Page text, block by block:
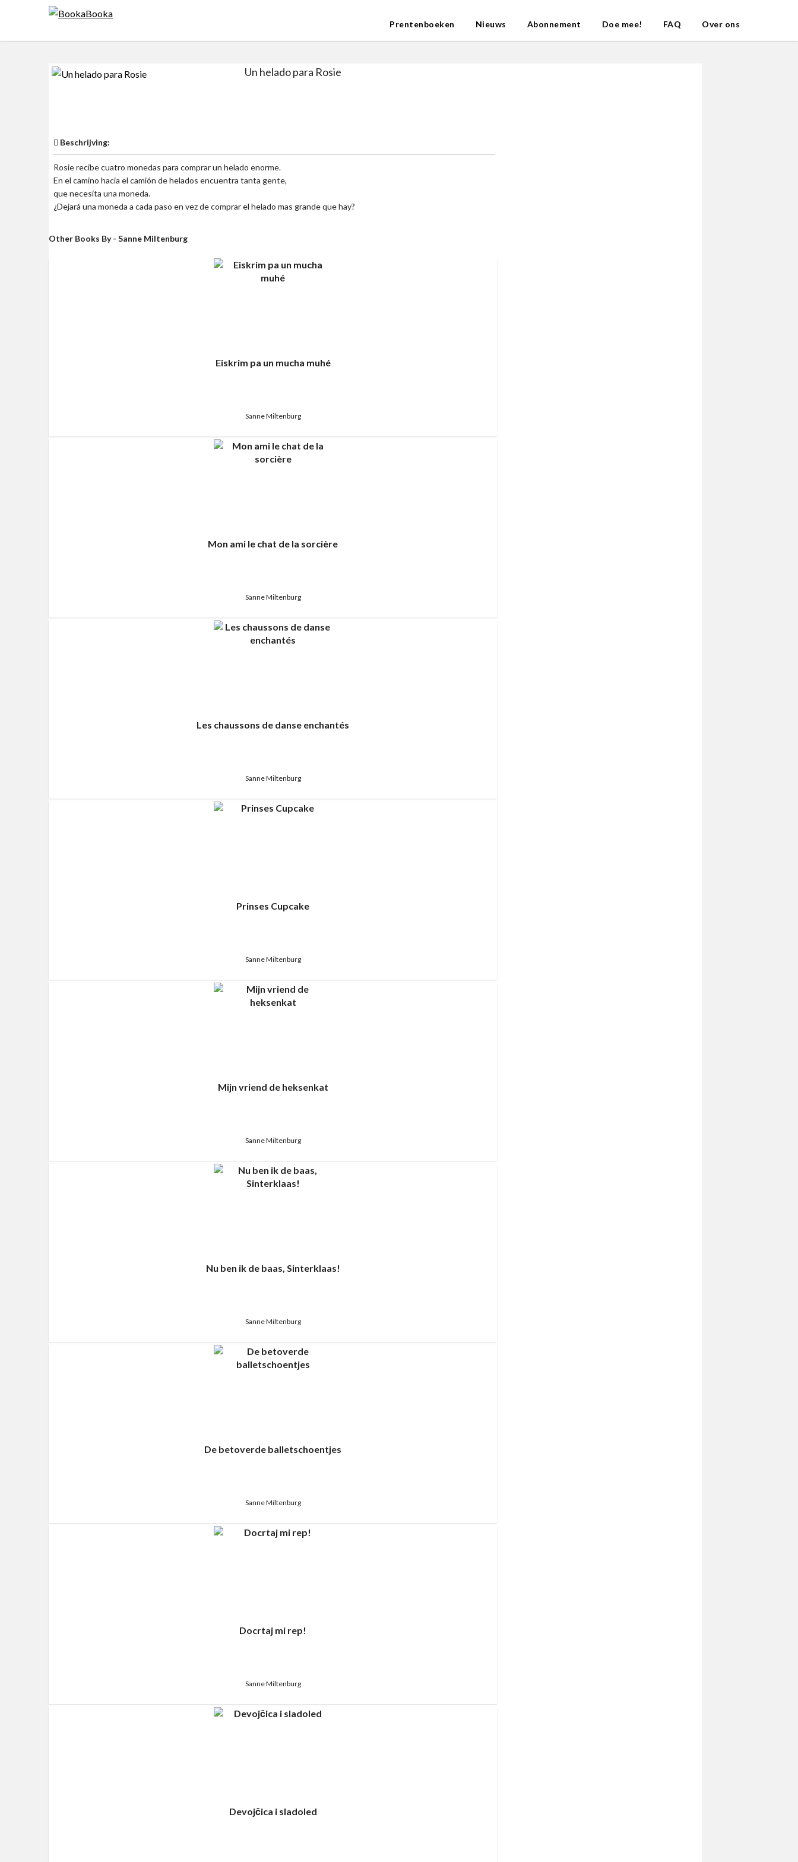
Prentenboeken Nieuws Abonnement Doe mee! FAQ Over ons
Un helado para Rosie
Beschrijving:
Rosie recibe cuatro monedas para comprar un helado enorme.
En el camino hacia el camión de helados encuentra tanta gente,
que necesita una moneda.
¿Dejará una moneda a cada paso en vez de comprar el helado mas grande que hay?
Other Books By - Sanne Miltenburg
Eiskrim pa un mucha muhé
Sanne Miltenburg
Mon ami le chat de la sorcière
Sanne Miltenburg
Les chaussons de danse enchantés
Sanne Miltenburg
Prinses Cupcake
Sanne Miltenburg
Mijn vriend de heksenkat
Sanne Miltenburg
Nu ben ik de baas, Sinterklaas!
Sanne Miltenburg
De betoverde balletschoentjes
Sanne Miltenburg
Docrtaj mi rep!
Sanne Miltenburg
Devojčica i sladoled